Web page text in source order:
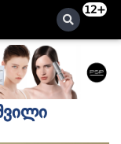
12+